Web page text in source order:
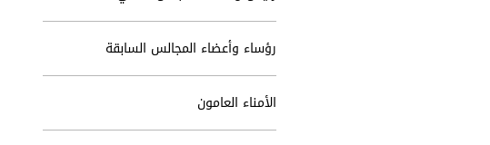
رؤساء وأعضاء المجالس السابقة
الأمناء العامون